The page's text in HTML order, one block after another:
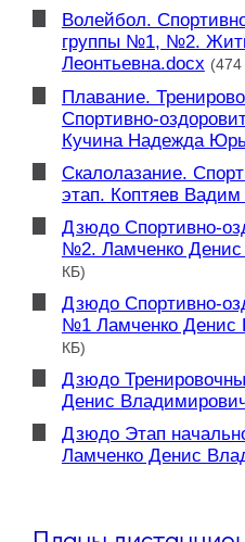
Волейбол.
группы №1, №2.
Леонтьевна.docx
Плавание.
Спортивно-
Кучина Надежда
Скалолазание.
этап. Коптяев
Дзюдо Спортивно-
№2. Ламченко
КБ)
Дзюдо Спортивно-
№1 Ламченко Денис
КБ)
Дзюдо
Денис
Дзюдо Этап
Ламченко Денис